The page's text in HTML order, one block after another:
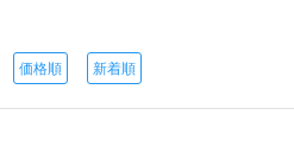
価格順 新着順